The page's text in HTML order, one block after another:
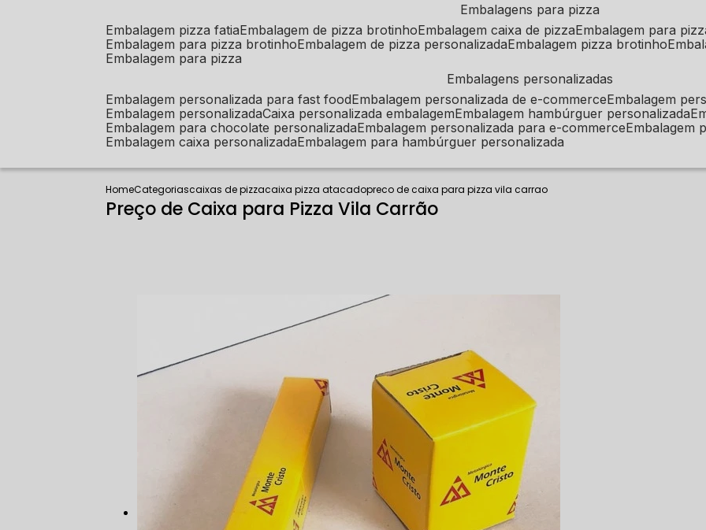
embalagens para pizza
embalagem pizza fatia embalagem de pizza brotinho embalagem caixa de pizza embalagem para
embalagem para pizza brotinho embalagem de pizza personalizada embalagem pizza brotinho
embalagem para pizza
embalagens personalizadas
embalagem personalizada para fast food embalagem personalizada de e-commerce embalagem
embalagem personalizada caixa personalizada embalagem embalagem hambúrguer personalizada
embalagem para chocolate personalizada embalagem personalizada para e-commerce embalagem
embalagem caixa personalizada embalagem para hambúrguer personalizada
HomeCategoriascaixas de pizzacaixa pizza atacadopreco de caixa para pizza vila carrao
Preço de Caixa para Pizza Vila Carrão